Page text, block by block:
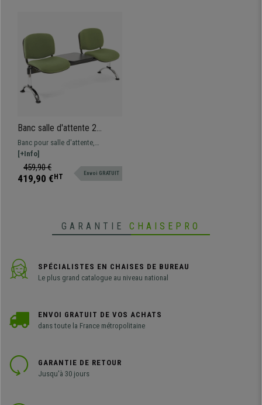
Banc salle d'attente 2
sièges et table MOBY BASE,
Structure en Métal, Grand
Rembourrage, Tissu Vert
Olive
Banc pour salle d'attente,
structure métallique. Très
résistant, très pratique,
rembourrage épais. Disponible en
[+Info]
459,90 €
419,90 € HT Envoi GRATUIT
GARANTIE CHAISEPRO
SPÉCIALISTES EN CHAISES DE BUREAU
Le plus grand catalogue au niveau national
ENVOI GRATUIT DE VOS ACHATS
dans toute la France métropolitaine
GARANTIE DE RETOUR
Jusqu'à 30 jours